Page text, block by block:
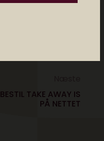
BESTIL TAKE AWAY IS
PÅ NETTET